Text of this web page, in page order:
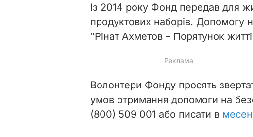
Із 2014 року Фонд передав для
продуктових наборів. Допомогу
"Рінат Ахметов – Порятунок
Волонтери Фонду просять
умов отримання допомоги на
(800) 509 001 або писати в